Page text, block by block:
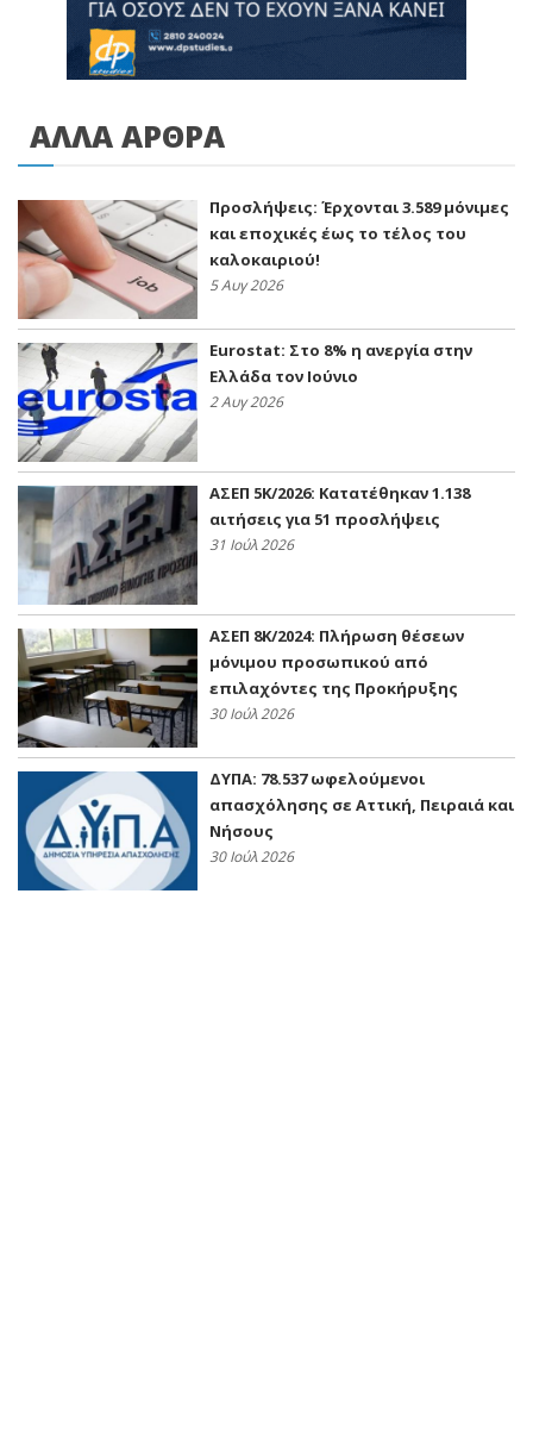
ΑΛΛΑ ΑΡΘΡΑ
Προσλήψεις: Έρχονται 3.589 μόνιμες
και εποχικές έως το τέλος του
καλοκαιριού!
5 Αυγ 2026
Eurostat: Στο 8% η ανεργία στην
Ελλάδα τον Ιούνιο
2 Αυγ 2026
ΑΣΕΠ 5Κ/2026: Κατατέθηκαν 1.138
αιτήσεις για 51 προσλήψεις
31 Ιούλ 2026
ΑΣΕΠ 8Κ/2024: Πλήρωση θέσεων
μόνιμου προσωπικού από
επιλαχόντες της Προκήρυξης
30 Ιούλ 2026
ΔΥΠΑ: 78.537 ωφελούμενοι
απασχόλησης σε Αττική, Πειραιά και
Νήσους
30 Ιούλ 2026